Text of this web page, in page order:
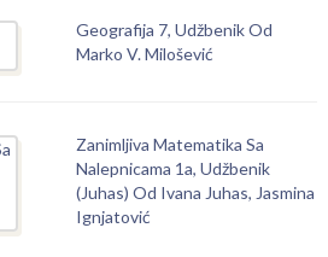
Geografija 7, Udžbenik Od
Marko V. Milošević
Zanimljiva Matematika Sa
Nalepnicama 1a, Udžbenik
(Juhas) Od Ivana Juhas, Jasmina
Ignjatović